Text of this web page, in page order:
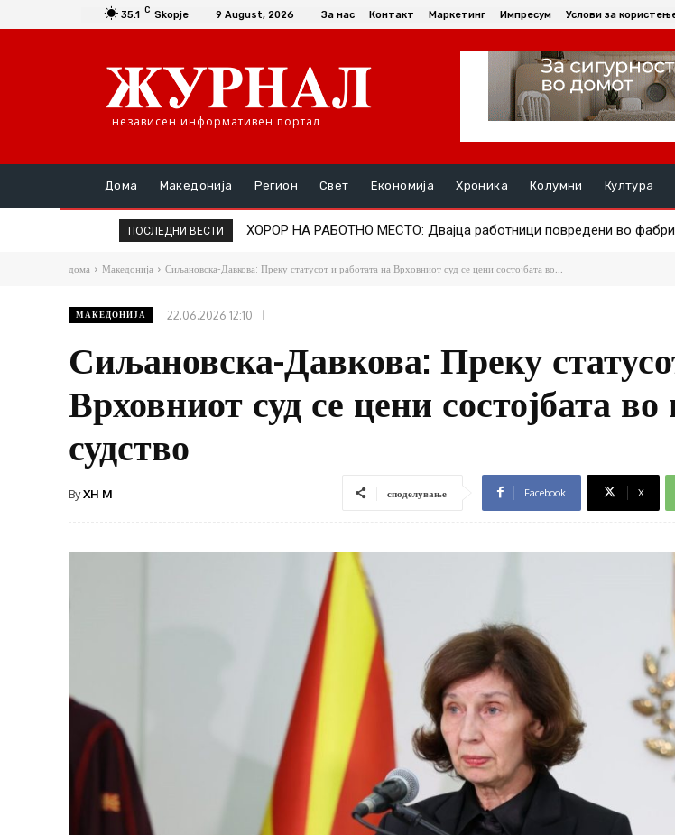
35.1 C Skopje 9 August, 2026 За нас Контакт Маркетинг Импресум Услови за
независен информативен портал
Дома Македонија Регион Свет Економија Хроника Колумни Култура
ПОСЛЕДНИ ВЕСТИ ИЗБЕГНАТА ТРАГЕДИЈА НА ПОЗНАТИОТ АЕРОДРОМ – Авион за
дома Македонија Сиљановска-Давкова: Преку статусот и работата на Врховниот суд се цени состојбата во...
МАКЕДОНИЈА 22.06.2026 12:10
Сиљановска-Давкова: Преку
Врховниот суд се цени состојбата
судство
ByXH M споделување Facebook X